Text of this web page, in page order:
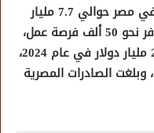
وبلغت الاستثمارات الفرنسية الحالية في مصر حوالي 7.7 مليار
دولار، من خلال 180 شركة فرنسية توفر نحو 50 ألف فرصة عمل،
وسجل التبادل التجاري بين البلدين 2.8 مليار دولار في عام 2024،
بزيادة قدرها 14% مقارنة بعام 2023، وبلغت الصادرات المصرية